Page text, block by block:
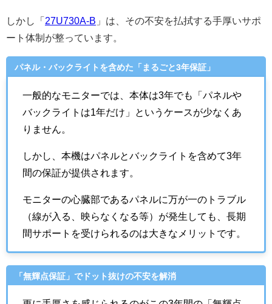
しかし「 27U730A-B 」は、その不安を払拭する手厚いサポ
ート体制が整っています。
パネル・バックライトを含めた「まるごと3年保証」
一般的なモニターでは、本体は3年でも「パネルや
バックライトは1年だけ」というケースが少なくあ
りません。
しかし、本機はパネルとバックライトを含めて3年
間の保証が提供されます。
モニターの心臓部であるパネルに万が一のトラブル
（線が入る、映らなくなる等）が発生しても、長期
間サポートを受けられるのは大きなメリットです。
「無輝点保証」でドット抜けの不安を解消